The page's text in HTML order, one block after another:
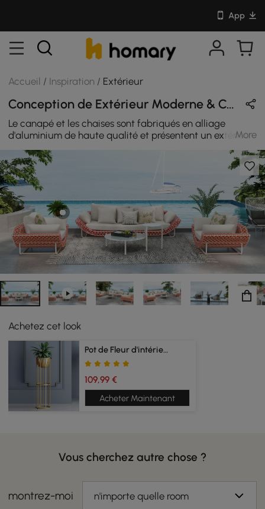
App
Accueil / Inspiration / Extérieur
Conception de Extérieur Moderne & Campagne Français en Rouge & Blanc avec Rotin & Verre
Le canapé et les chaises sont fabriqués en alliage
d'aluminium de haute qualité et présentent un extérieur
en rotin aéré tressé. Il résiste aux UV, à la rouille, aux
intempéries et à l'eau, il est donc idéal pour les journées
ensoleillées et les nuits pluvieuses.
More
Achetez cet look
Pot de Fleur d'intérieur
109,99 €
Acheter Maintenant
Vous cherchez autre chose ?
montrez-moi n'importe quelle room